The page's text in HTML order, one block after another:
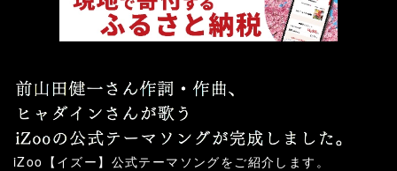
iZoo【イズー】公式テーマソングをご紹介します。